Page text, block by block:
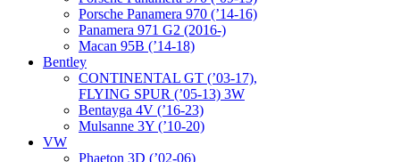
Porsche Panamera 970 (’14-16)
Panamera 971 G2 (2016-)
Macan 95B (’14-18)
Bentley
CONTINENTAL GT (’03-17),
FLYING SPUR (’05-13) 3W
Bentayga 4V (’16-23)
Mulsanne 3Y (’10-20)
VW
Phaeton 3D (’02-06)